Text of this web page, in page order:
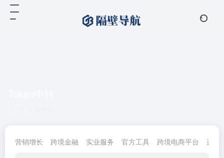
营销增长 跨境金融 实业服务 官方工具 跨境电商平台 运营